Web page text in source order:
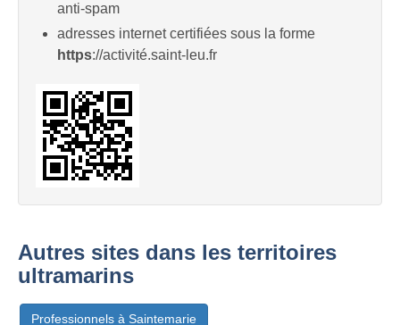
anti-spam
adresses internet certifiées sous la forme
https://activité.saint-leu.fr
Autres sites dans les territoires
ultramarins
Professionnels à Saintemarie